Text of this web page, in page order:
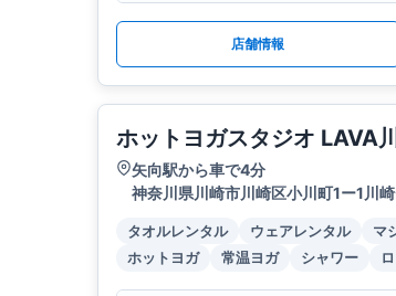
店舗情報
ホットヨガスタジオ LAVA
矢向駅から車で4分
神奈川県川崎市川崎区小川町1ー1川
タオルレンタル ウェアレンタル マ
ホットヨガ
常温ヨガ シャワー